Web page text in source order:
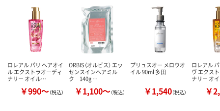
ロレアル パリ ヘアオイ
ル エクストラオーディ
ナリー オイル…
￥990～（税込）
ORBIS（オルビス） エッ
センスインヘアミル
ク 140g …
￥1,100～（税込）
プリュスオー メロウオ
イル 90ml 多田
￥1,540（税込）
ロレアル
ヴ エクス
ナリー オ
￥